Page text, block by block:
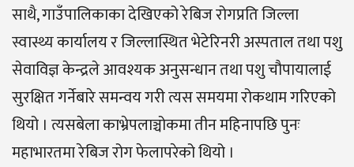
साथै, गाउँपालिकाका देखिएको रेबिज रोगप्रति जिल्ला
स्वास्थ्य कार्यालय र जिल्लास्थित भेटेरिनरी अस्पताल तथा पशु
सेवाविज्ञ केन्द्रले आवश्यक अनुसन्धान तथा पशु चौपायालाई
सुरक्षित गर्नेबारे समन्वय गरी त्यस समयमा रोकथाम गरिएको
थियो । त्यसबेला काभ्रेपलाञ्चोकमा तीन महिनापछि पुनः
महाभारतमा रेबिज रोग फेलापरेको थियो ।